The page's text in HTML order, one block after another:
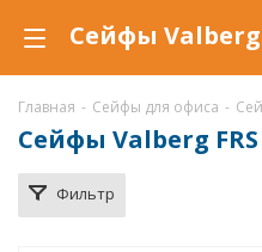
Главная - Сейфы для офиса -
Сейфы Valberg FRS
Фильтр